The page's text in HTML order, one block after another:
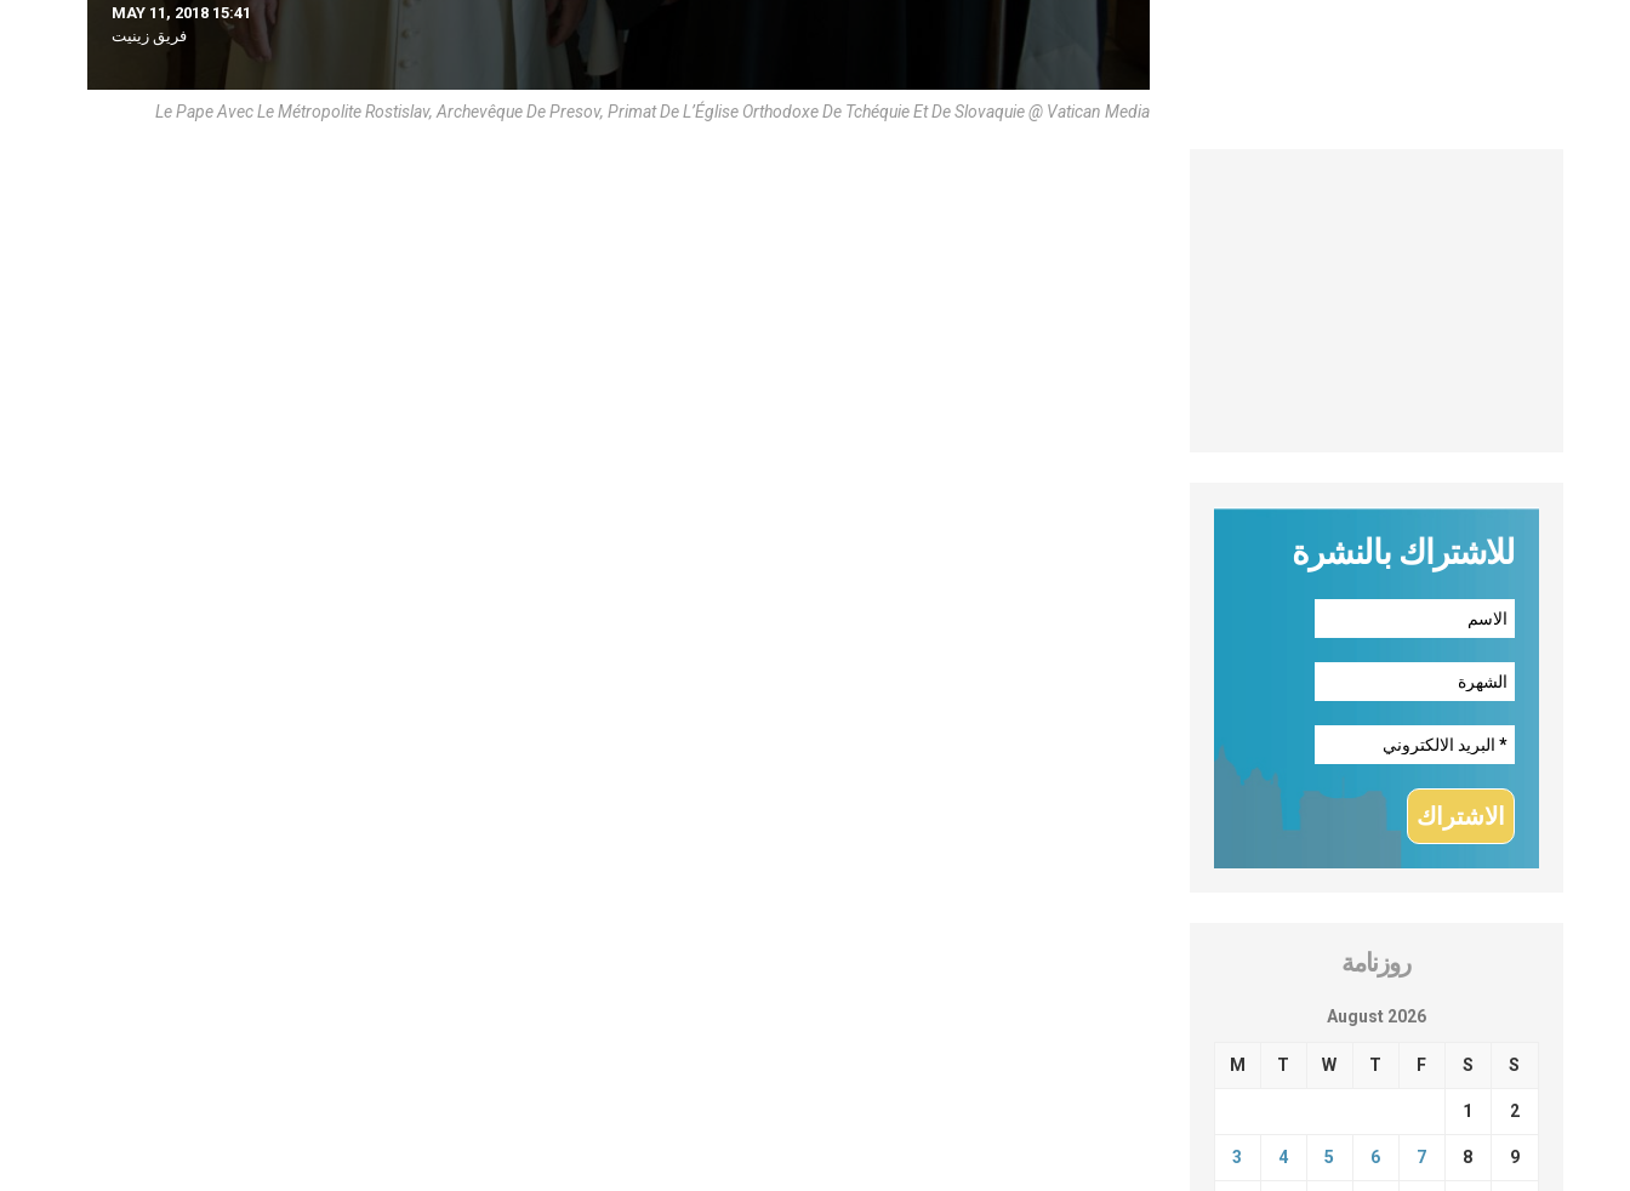
MAY 11, 2018 15:41
فريق زينيت
Le Pape Avec Le Métropolite Rostislav, Archevêque De Presov, Primat De L’Église Orthodoxe De Tchéquie Et De Slovaquie @ Vatican Media
للاشتراك بالنشرة
روزنامة
August 2026
M T W T F S S
1 2
3 4 5 6 7 8 9